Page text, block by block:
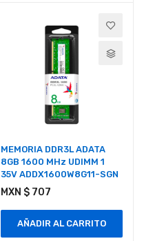
MEMORIA DDR3L ADATA
8GB 1600 MHz UDIMM 1
35V ADDX1600W8G11-SGN
MXN $ 707
AÑADIR AL CARRITO